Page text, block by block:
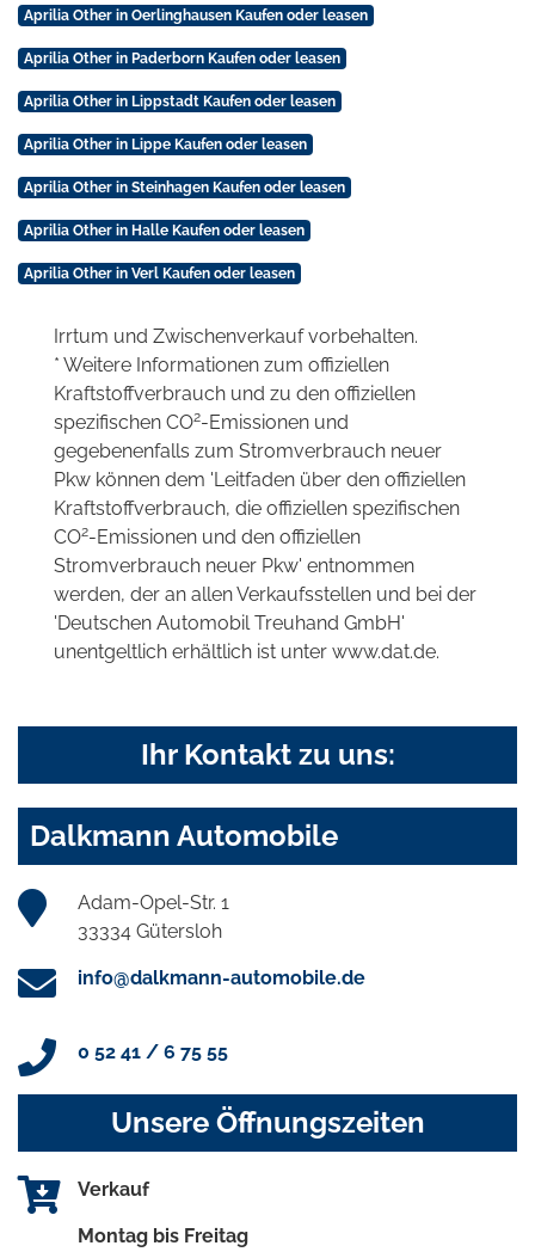
Aprilia Other in Oerlinghausen Kaufen oder leasen
Aprilia Other in Paderborn Kaufen oder leasen
Aprilia Other in Lippstadt Kaufen oder leasen
Aprilia Other in Lippe Kaufen oder leasen
Aprilia Other in Steinhagen Kaufen oder leasen
Aprilia Other in Halle Kaufen oder leasen
Aprilia Other in Verl Kaufen oder leasen
Irrtum und Zwischenverkauf vorbehalten.
* Weitere Informationen zum offiziellen
Kraftstoffverbrauch und zu den offiziellen
spezifischen CO2-Emissionen und
gegebenenfalls zum Stromverbrauch neuer
Pkw können dem 'Leitfaden über den offiziellen
Kraftstoffverbrauch, die offiziellen spezifischen
CO2-Emissionen und den offiziellen
Stromverbrauch neuer Pkw' entnommen
werden, der an allen Verkaufsstellen und bei der
'Deutschen Automobil Treuhand GmbH'
unentgeltlich erhältlich ist unter www.dat.de.
Ihr Kontakt zu uns:
Dalkmann Automobile
Adam-Opel-Str. 1
33334 Gütersloh
info@dalkmann-automobile.de
0 52 41 / 6 75 55
Unsere Öffnungszeiten
Verkauf
Montag bis Freitag